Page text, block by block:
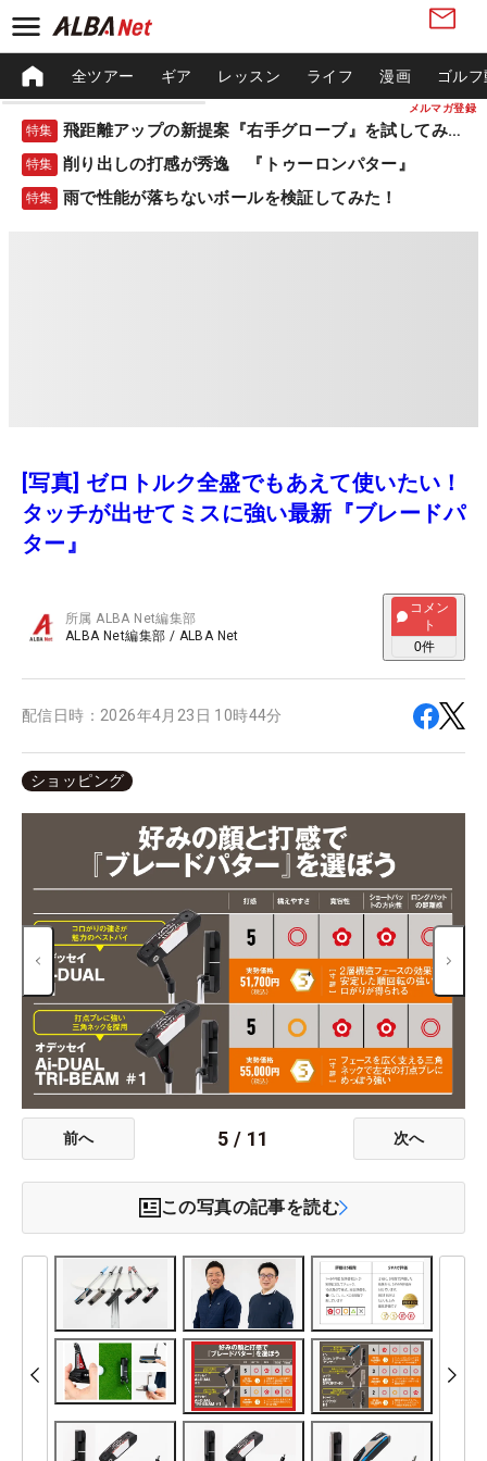
メルマガ登録
全ツアー ギア レッスン ライフ 漫画 ゴル
特集 飛距離アップの新提案『右手グローブ』を試してみた！
特集 削り出しの打感が秀逸 『トゥーロンパター』
特集 雨で性能が落ちないボールを検証してみた！
[写真] ゼロトルク全盛でもあえて使いたい！
タッチが出せてミスに強い最新『ブレードパ
ター』
所属ALBA Net編集部
ALBA Net編集部 / ALBA Net
コメン
ト
0件
配信日時： 2026年4月23日 10時44分
ショッピング
前へ 5 / 11 次へ
この写真の記事を読む